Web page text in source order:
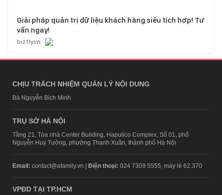
Giải pháp quản trị dữ liệu khách hàng siêu tích hợp! Tư
vấn ngay!
bizfly.vn
CHỊU TRÁCH NHIỆM QUẢN LÝ NỘI DUNG
Bà Nguyễn Bích Minh
TRỤ SỞ HÀ NỘI
Tầng 21, Tòa nhà Center Building, Hapulico Complex, Số 01, phố
Nguyễn Huy Tưởng, phường Thanh Xuân, thành phố Hà Nội
Email: contact@afamily.vn | Điện thoại: 024 7309 5555, máy lẻ 62.370
VPĐD TẠI TP.HCM